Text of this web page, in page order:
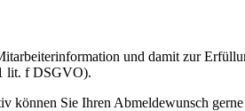
und damit zur
lit. f DSGVO).
können Sie Ihren Abmeldewunsch gerne